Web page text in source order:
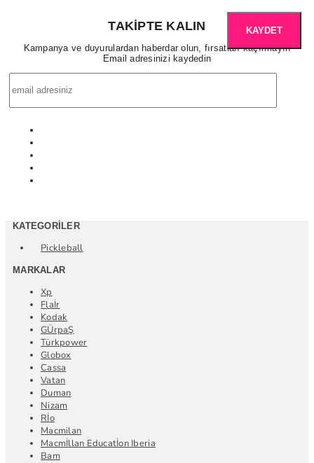
TAKIPTE KALIN
Kampanya ve duyurulardan haberdar olun, fırsatları kaçırmayın
Email adresinizi kaydedin
KAYDET
KATEGORILER
Pickleball
MARKALAR
Xp
Flaİr
Kodak
GÜrpaŞ
Türkpower
Globox
Cassa
Vatan
Duman
Nizam
Rİo
Macmilan
Macmİllan Educatİon Iberia
Bam